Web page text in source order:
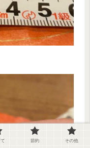
節約 その他